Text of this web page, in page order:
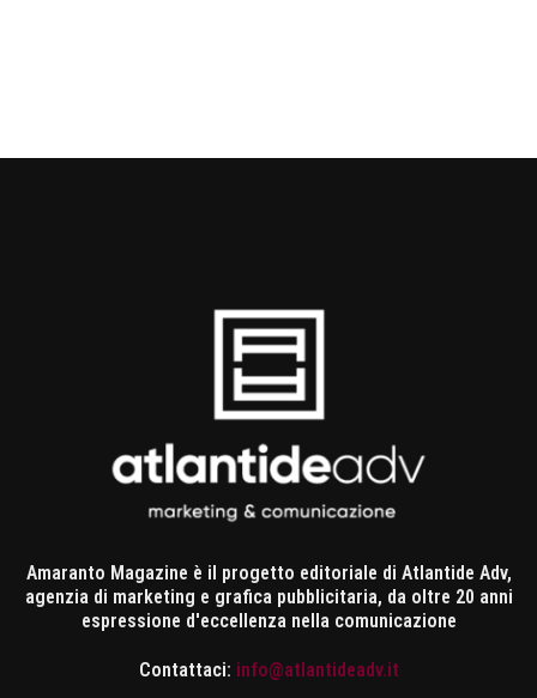
Amaranto Magazine è il progetto editoriale di Atlantide Adv,
agenzia di marketing e grafica pubblicitaria, da oltre 20 anni
espressione d'eccellenza nella comunicazione
Contattaci: info@atlantideadv.it